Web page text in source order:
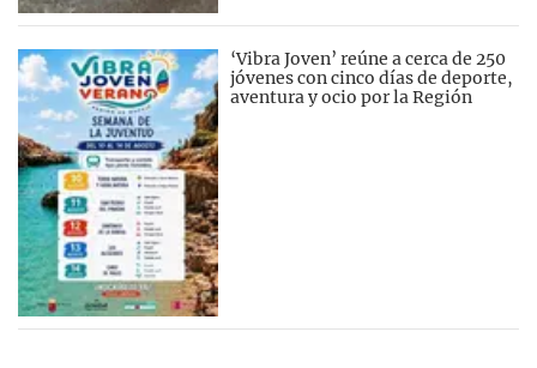
‘Vibra Joven’ reúne a cerca de 250
jóvenes con cinco días de deporte,
aventura y ocio por la Región